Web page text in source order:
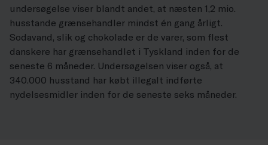
undersøgelse viser blandt andet, at næsten 1,2 mio.
husstande grænsehandler mindst én gang årligt.
Sodavand, slik og chokolade er de varer, som flest
danskere har grænsehandlet i Tyskland inden for de
seneste 6 måneder. Undersøgelsen viser også, at
340.000 husstand har købt illegalt indførte
nydelsesmidler inden for de seneste seks måneder.